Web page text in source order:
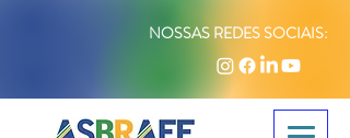
NOSSAS REDES SOCIAIS: